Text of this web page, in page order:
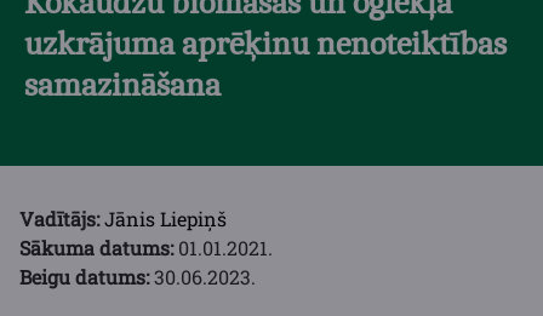
uzkrājuma aprēķinu nenoteiktības
samazināšana
Vadītājs:Jānis Liepiņš
Sākuma datums:01.01.2021.
Beigu datums:30.06.2023.